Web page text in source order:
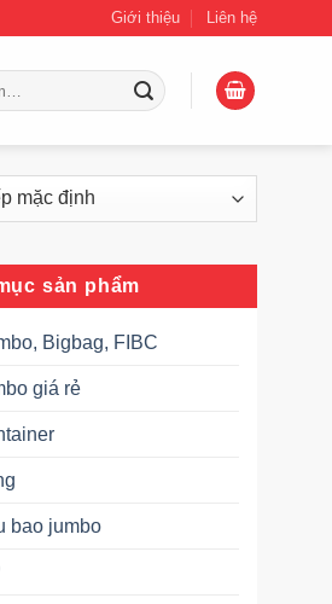
Giới thiệu Liên hệ
sản phẩm
Bigbag, FIBC
giá rẻ
bao jumbo